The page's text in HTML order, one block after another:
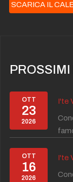
SCARICA IL
OTT
23
2026
I'te
OTT
16
2026
I'te